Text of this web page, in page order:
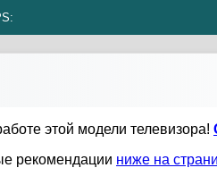
этой модели телевизора!
рекомендации ниже на